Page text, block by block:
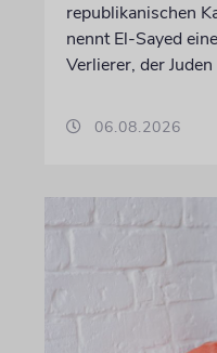
republikanischen
nennt El-Sayed
Verlierer, der
06.08.2026